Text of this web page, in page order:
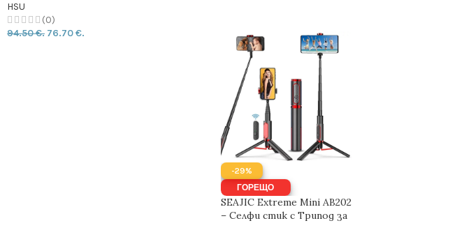
HSU
(0)
94.50 €. 76.70 €.
-29%
ГОРЕЩО
SEAJIC Extreme Mini AB202
– Селфи стик с Трипод за